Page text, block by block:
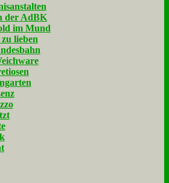
der AdBK
im Mund
lieben